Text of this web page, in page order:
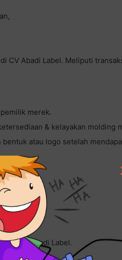
CV Abadi Label. Meliputi
merek.
& kelayakan molding
atau logo setelah
CV Abadi Label.
.